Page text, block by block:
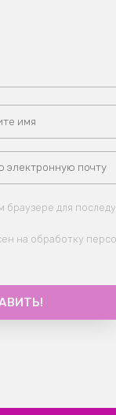
браузере для
на обработку